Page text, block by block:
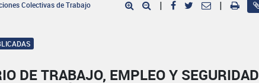
Colectivas de Trabajo
| |
DE TRABAJO, EMPLEO Y SEGURIDAD